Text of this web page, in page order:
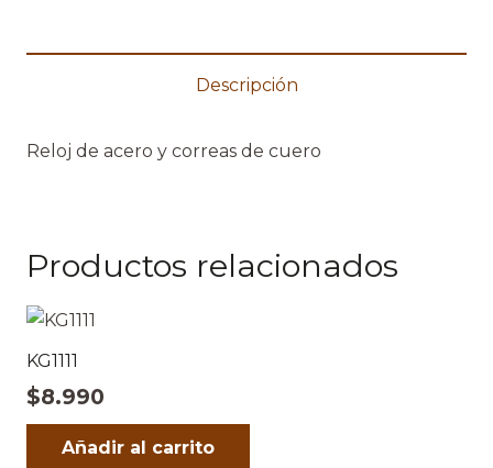
Descripción
Reloj de acero y correas de cuero
Productos relacionados
KG1111
$8.990
Añadir al carrito